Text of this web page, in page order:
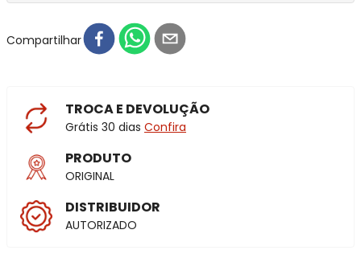
Compartilhar
TROCA E DEVOLUÇÃO
Grátis 30 dias Confira
PRODUTO
ORIGINAL
DISTRIBUIDOR
AUTORIZADO